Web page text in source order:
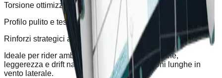
Torsione ottimizzata sulle punte per un drift perfetto in surf
Profilo pulito e teso per una migliore risposta ed efficienza
Rinforzi strategici al centro per una maggiore rigidità
Ideale per rider ambiziosi che cercano precisione,
leggerezza e drift naturale per onde o sessioni lunghe in
vento laterale.